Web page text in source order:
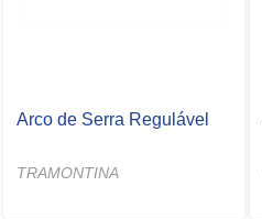
Arco de Serra Regulável
TRAMONTINA